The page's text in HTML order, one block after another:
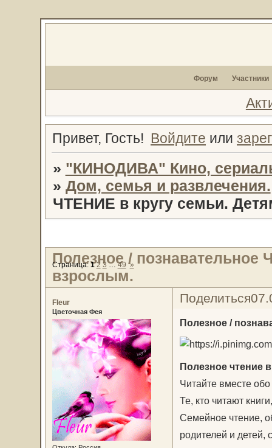
Форум Участники
Привет, Гость! Войдите или
» "КИНОДИВА" Кино,
» Дом, семья и развлечения.
ЧТЕНИЕ в кругу семьи.
Полезное /
взрослым.
Страница:1 2 3 … 49 »
Поделиться
Fleur
Цветочная Фея
Полезное /
Полезное чтение
Читайте вместе
Те, кто читают
Семейное чтение,
родителей и детей,